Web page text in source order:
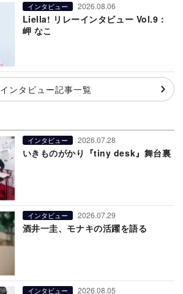
インタビュー 2026.08.06
Liella! リレーインタビュー Vol.9：
岬 なこ
インタビュー記事一覧
インタビュー 2026.07.28
いきものがかり『tiny desk』舞台裏
インタビュー 2026.07.29
酒井一圭、モナキの活躍を語る
インタビュー 2026.08.05